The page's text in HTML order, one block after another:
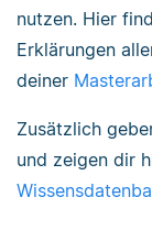
nutzen. Hier
Erklärungen
deiner
Zusätzlich
und zeigen dir